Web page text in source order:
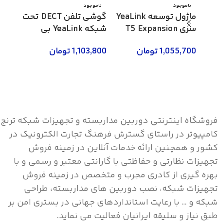
ناموجود
ماژول توسعه YeaLink
سری T5 Expansion
1,055,700تومان
ناموجود
گوشی تلفن DECT تحت
شبکه YeaLink بی
1,103,800تومان
فروشگاه اینترنتی دوربین مداربسته و تجهیزات شبکه ترنج
کامپیوتر در راستای گسترش فرهنگ تجارت الکترونیک در
کشور و همچنین ارائه خدمات آنلاین در زمینه فروش
تجهیزات نظارتی و حفاظتی با گارانتی معتبر و رسمی و با
بهره گیری از کادری مجرب و متخصص در زمینه فروش
تجهیزات شبکه، نصب دوربین های مداربسته، طراحی
شبکه و … با رعایت استانداردهای جهانی در بستری امن بر
طبق نیاز و سلیقه ایرانیان فعالیت می نماید.